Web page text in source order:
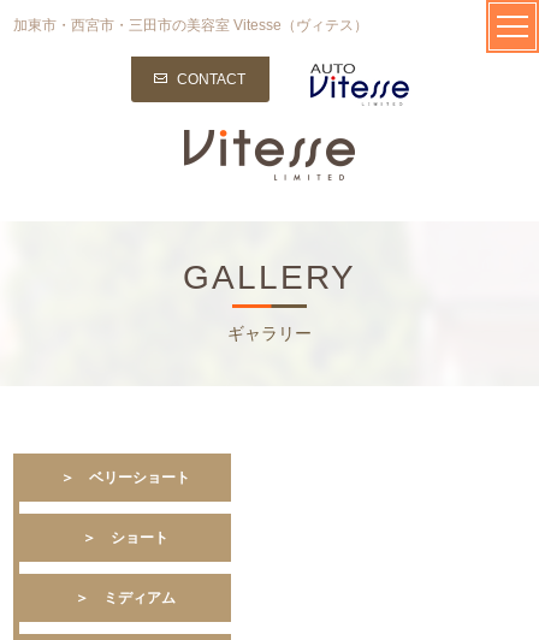
加東市・西宮市・三田市の美容室 Vitesse（ヴィテス）
CONTACT
GALLERY
ギャラリー
＞ ベリーショート
＞ ショート
＞ ミディアム